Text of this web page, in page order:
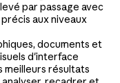
par passage avec
aux niveaux
documents et
d'interface
meilleurs résultats